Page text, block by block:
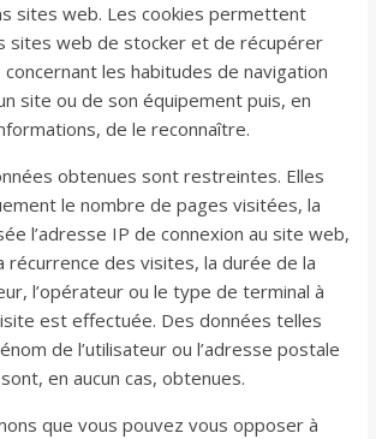
sites web. Les cookies permettent
sites web de stocker et de récupérer
les habitudes de navigation
site ou de son équipement puis, en
de le reconnaître.
obtenues sont restreintes. Elles
le nombre de pages visitées, la
l’adresse IP de connexion au site web,
récurrence des visites, la durée de la
l’opérateur ou le type de terminal à
est effectuée. Des données telles
de l’utilisateur ou l’adresse postale
en aucun cas, obtenues.
que vous pouvez vous opposer à